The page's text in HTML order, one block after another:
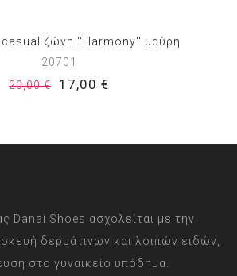
casual ζώνη ''Harmony'' μαύρη
20701
20,00 €
17,00 €
Danai Shoes ασχολείται με την
δερμάτινων και λοιπών ειδών,
στο γυναικείο υπόδημα.